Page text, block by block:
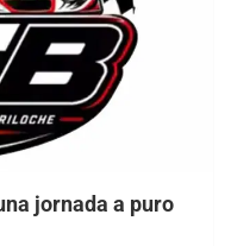
jornada a puro